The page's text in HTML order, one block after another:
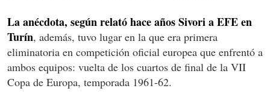
La anécdota, según relató hace años Sivori a EFE en
Turín, además, tuvo lugar en la que era primera
eliminatoria en competición oficial europea que enfrentó a
ambos equipos: vuelta de los cuartos de final de la VII
Copa de Europa, temporada 1961-62.